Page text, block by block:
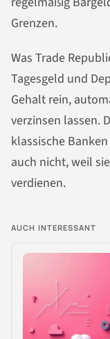
Grenzen.
Was Trade
Tagesgeld und
Gehalt rein,
verzinsen lassen.
klassische
auch nicht, weil
verdienen.
AUCH INTERESSANT